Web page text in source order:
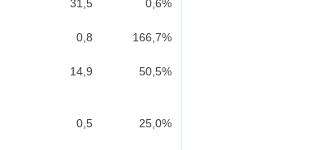
31,5 0,6%
0,8 166,7%
14,9 50,5%
0,5 25,0%